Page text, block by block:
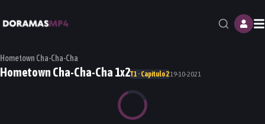
Hometown Cha-Cha-Cha
Hometown Cha-Cha-Cha 1x2T1 · Capítulo 219-10-2021